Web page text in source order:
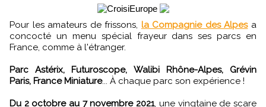
Pour les amateurs de frissons, la Compagnie des Alpesa
concocté un menu spécial frayeur dans ses parcs en
France, comme à l'étranger.
Parc Astérix, Futuroscope, Walibi Rhône-Alpes, Grévin
Paris, France Miniature... À chaque parc son expérience !
Du 2 octobre au 7 novembre 2021, une vingtaine de scare